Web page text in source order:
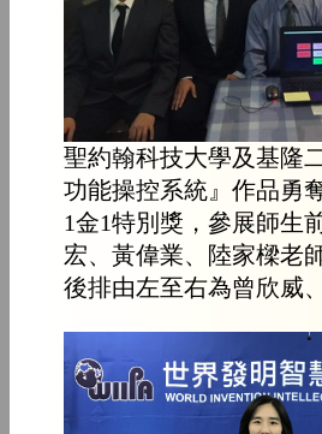
聖約翰科技大學及基隆
功能操控系統』作品勇
1金1特別獎，參展師生
宏、黃偉業、陸家樑老
後排由左至右為曾欣威